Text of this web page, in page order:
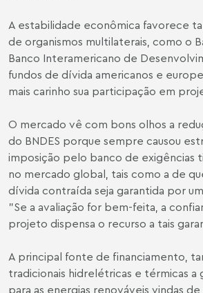
A estabilidade econômica favorece
de organismos multilaterais, como o
Banco Interamericano de
fundos de dívida americanos e
mais carinho sua participação em
O mercado vê com bons olhos a
do BNDES porque sempre causou
imposição pelo banco de exigências
no mercado global, tais como a de
dívida contraída seja garantida por
"Se a avaliação for bem-feita, a
projeto dispensa o recurso a tais
A principal fonte de financiamento,
tradicionais hidrelétricas e térmicas a
para as energias renováveis vindas de